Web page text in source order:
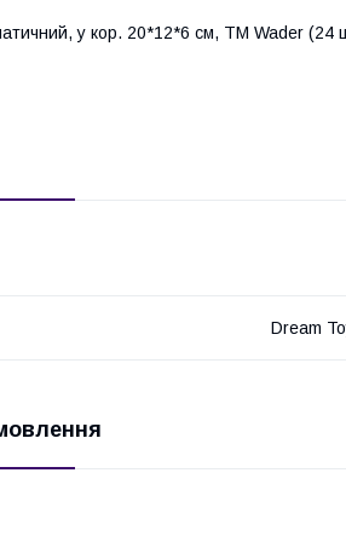
у кор. 20*12*6 см, ТМ Wader (24
Dream